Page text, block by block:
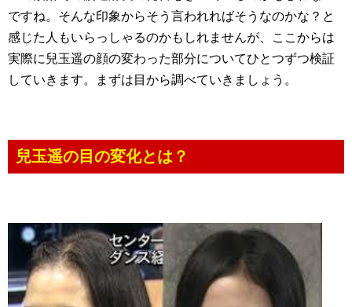
ですね。そんな印象からそう言われればそうなのかな？と
感じた人もいらっしゃるのかもしれませんが、ここからは
実際に兒玉遥の顔の変わった部分についてひとつずつ検証
していきます。まずは目から調べていきましょう。
兒玉遥の目の変化とは？